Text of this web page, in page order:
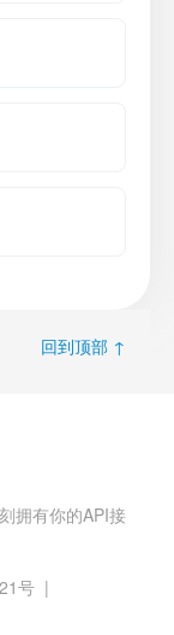
回到顶部 ↑
拥有你的API接
号 |